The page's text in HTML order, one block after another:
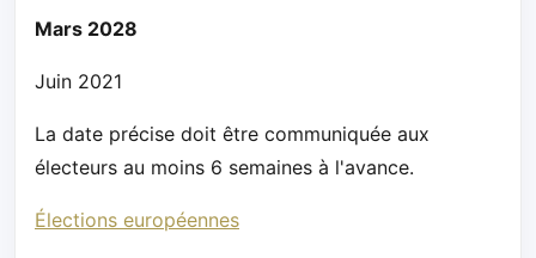
Mars 2028
Juin 2021
La date précise doit être communiquée aux
électeurs au moins 6 semaines à l'avance.
Élections européennes